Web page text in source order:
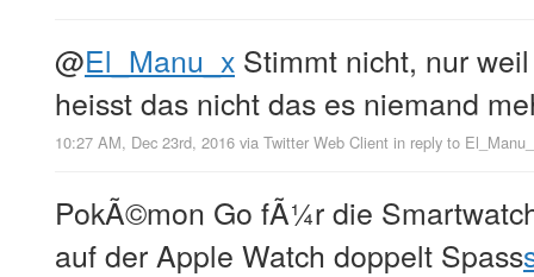
@El_Manu_x Stimmt nicht, nur
heisst das nicht das es niemand
10:27 AM, Dec 23rd, 2016 via Twitter Web Client in reply to
PokÃ©mon Go fÃ¼r die
auf der Apple Watch doppelt Spass